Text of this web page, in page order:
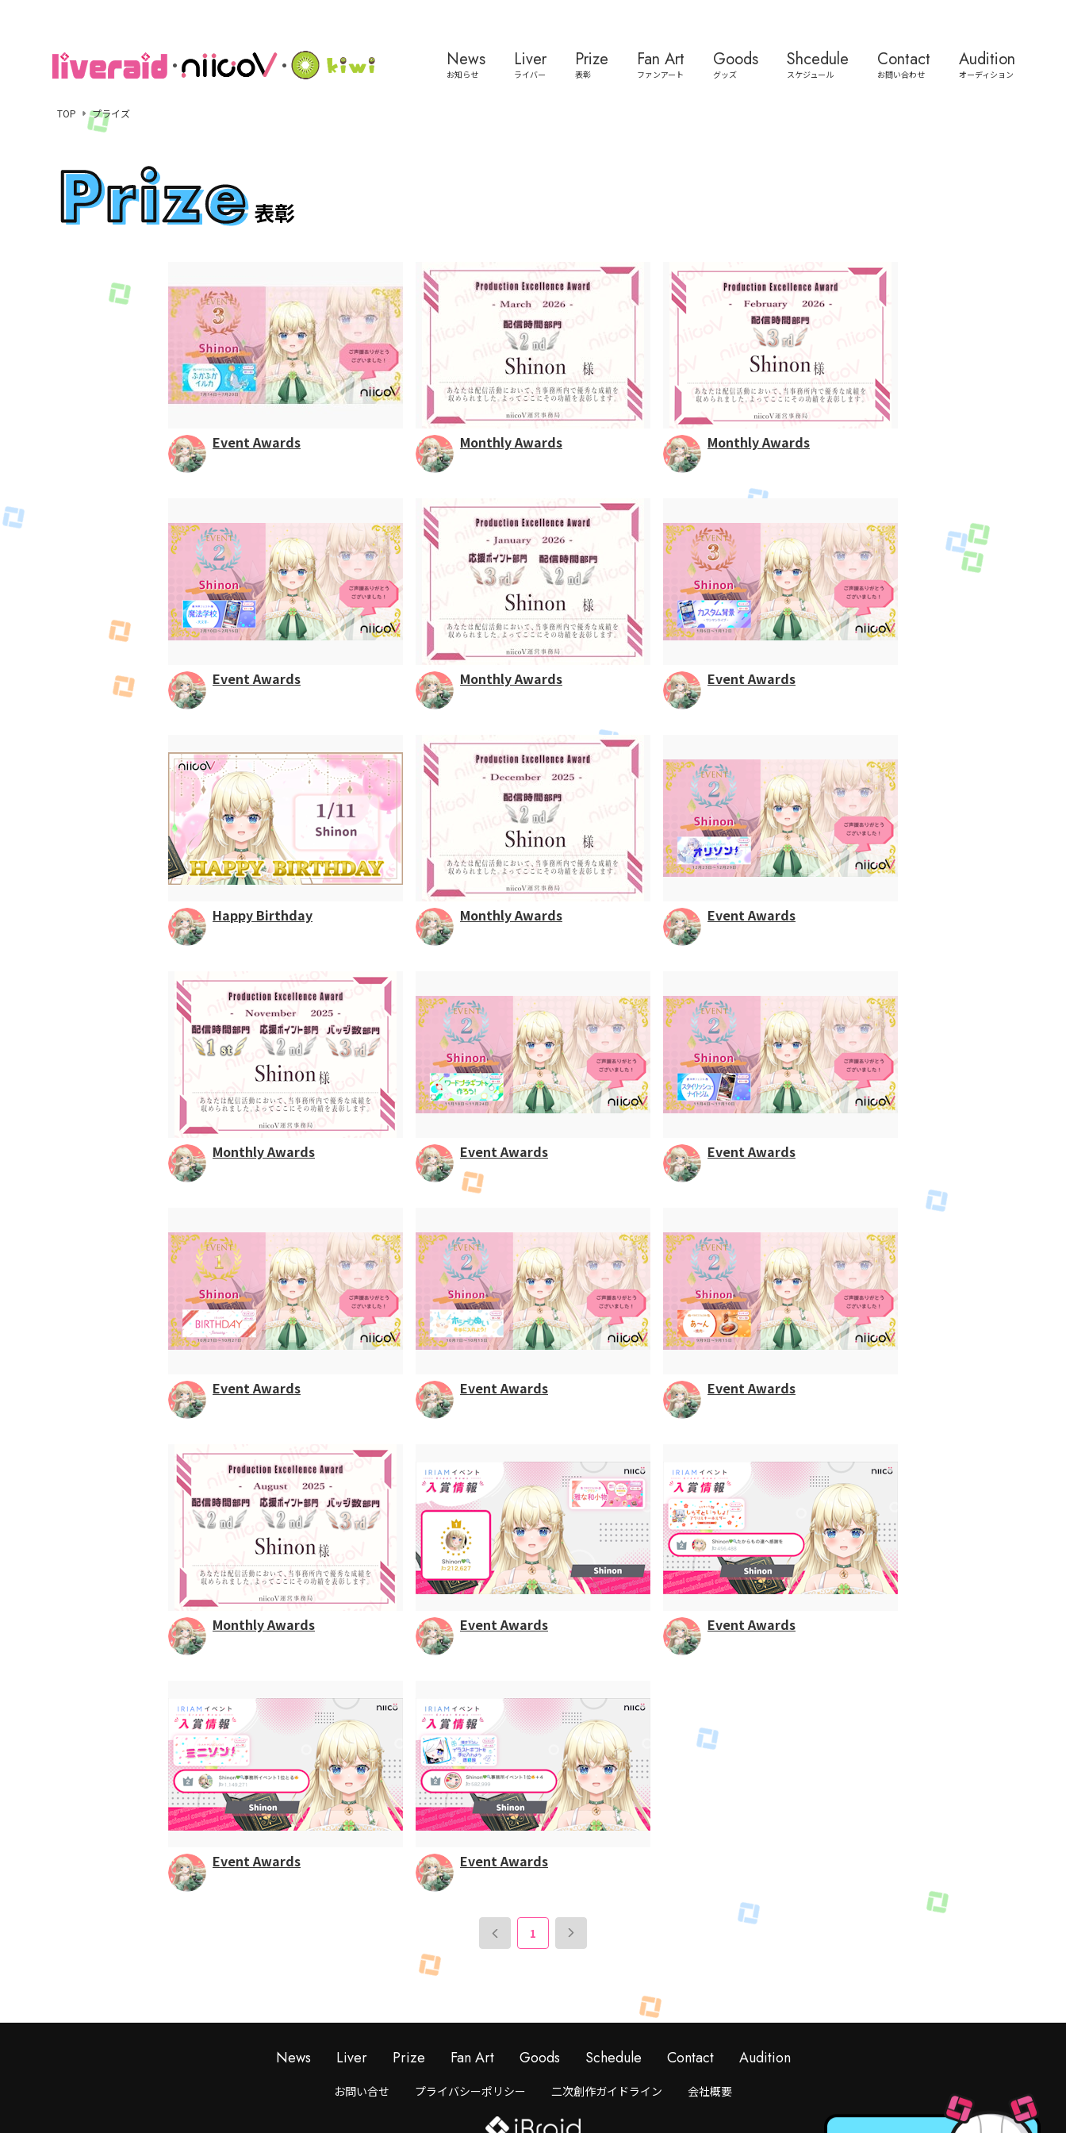
News
お知らせ
Liver
ライバー
Prize
表彰
Fan Art
ファンアート
Goods
グッズ
Shcedule
スケジュール
Contact
お問い合わせ
Audition
オーディション
TOP プライズ
Event Awards Monthly Awards Monthly Awards
Event Awards Monthly Awards Event Awards
Happy Birthday Monthly Awards Event Awards
Monthly Awards Event Awards Event Awards
Event Awards Event Awards Event Awards
Monthly Awards Event Awards Event Awards
Event Awards Event Awards
1
News Liver Prize Fan Art Goods Schedule Contact Audition
お問い合せ プライバシーポリシー 二次創作ガイドライン 会社概要